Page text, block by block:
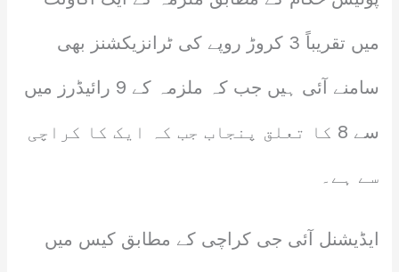
میں تقریباً 3 کروڑ روپے کی ٹرانزیکشنز بھی
سامنے آئی ہیں جب کہ ملزمہ کے 9 رائیڈرز میں
سے 8 کا تعلق پنجاب جب کہ ایک کا کراچی
سے ہے۔
ایڈیشنل آئی جی کراچی کے مطابق کیس میں